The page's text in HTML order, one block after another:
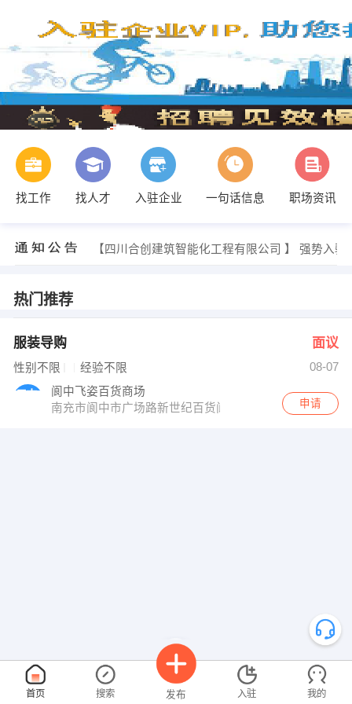
找工作 找人才 入驻企业 一句话信息 职场资讯
【四川合创建筑智能化工程有限公司 】 强势入驻
热门推荐
服装导购 面议
性别不限 经验不限
08-07
阆中飞姿百货商场
南充市阆中市广场路新世纪百货阆中商场
申请
首页 搜索 发布 入驻 我的